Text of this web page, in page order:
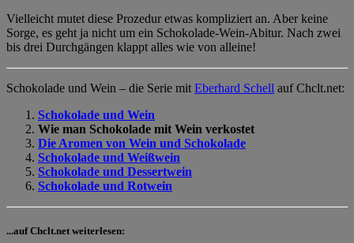
Vielleicht mutet diese Prozedur etwas kompliziert an. Aber keine
Sorge, es geht ja nicht um ein Schokolade-Wein-Abitur. Nach zwei
bis drei Durchgängen klappt alles wie von alleine!
Schokolade und Wein – die Serie mit Eberhard Schell auf Chclt.net:
Schokolade und Wein
Wie man Schokolade mit Wein verkostet
Die Aromen von Wein und Schokolade
Schokolade und Weißwein
Schokolade und Dessertwein
Schokolade und Rotwein
...auf Chclt.net weiterlesen: